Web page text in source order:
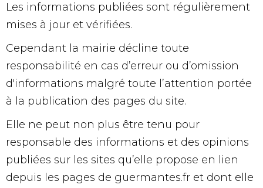
Les informations publiées sont régulièrement
mises à jour et vérifiées.
Cependant la mairie décline toute
responsabilité en cas d’erreur ou d’omission
d'informations malgré toute l’attention portée
à la publication des pages du site.
Elle ne peut non plus être tenu pour
responsable des informations et des opinions
publiées sur les sites qu’elle propose en lien
depuis les pages de guermantes.fr et dont elle